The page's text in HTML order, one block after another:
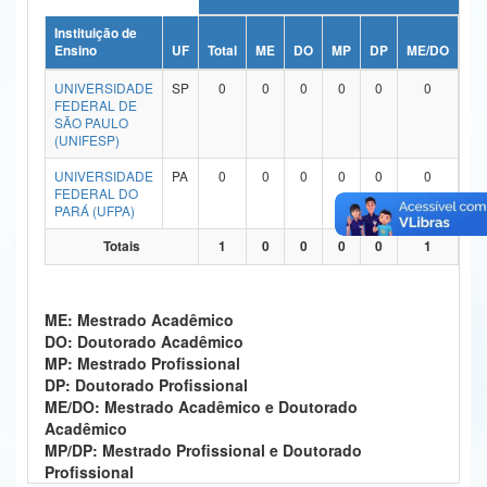
Ministério da Ciência, Tecnologia, Inovações e Comunicações
Ministério do Meio Ambiente
Ministério do Turismo
Ministério do Desenvolvimento Regional
Controladoria-Geral da União
Ministério da Mulher, da Família e dos Direitos Humanos
Secretaria de Governo
Gabinete de Segurança Institucional
Advocacia-Geral da União
Banco Central do Brasil
Instituição de
Ensino
UF Total ME DO MP DP ME/DO
UNIVERSIDADE
FEDERAL DE
SÃO PAULO
(UNIFESP)
SP 0 0 0 0 0 0
UNIVERSIDADE
FEDERAL DO
PARÁ (UFPA)
PA 0 0 0 0 0 0
Totais 1 0 0 0 0 1
ME: Mestrado Acadêmico
DO: Doutorado Acadêmico
MP: Mestrado Profissional
DP: Doutorado Profissional
ME/DO: Mestrado Acadêmico e Doutorado
Acadêmico
MP/DP: Mestrado Profissional e Doutorado
Profissional